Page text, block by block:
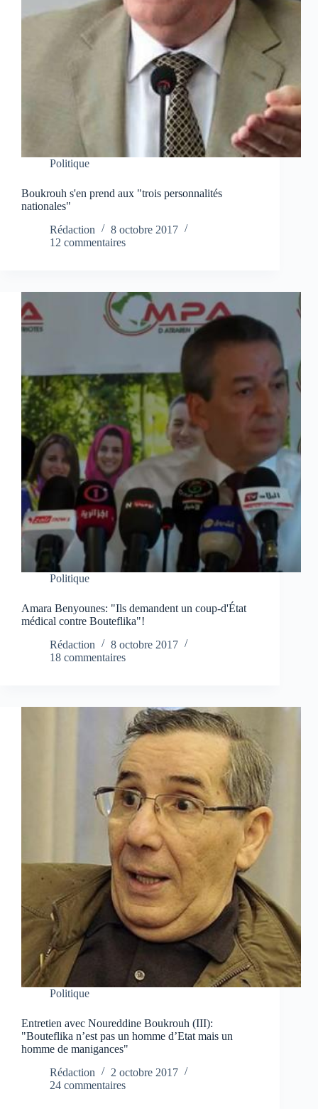
Politique
Boukrouh s'en prend aux "trois personnalités
nationales"
Rédaction
8 octobre 2017
12 commentaires
Politique
Amara Benyounes: "Ils demandent un coup-d'État
médical contre Bouteflika"!
Rédaction
8 octobre 2017
18 commentaires
Politique
Entretien avec Noureddine Boukrouh (III):
"Bouteflika n’est pas un homme d’Etat mais un
homme de manigances"
Rédaction
2 octobre 2017
24 commentaires